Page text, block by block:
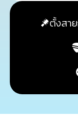
ตั้งสา